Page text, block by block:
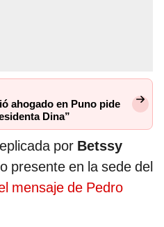
ahogado en Puno pide
Dina”
por Betssy
presente en la sede del
mensaje de Pedro